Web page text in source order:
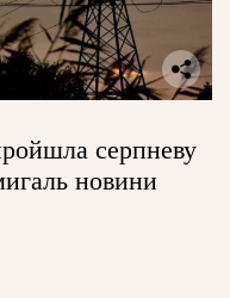
серпневу
новини